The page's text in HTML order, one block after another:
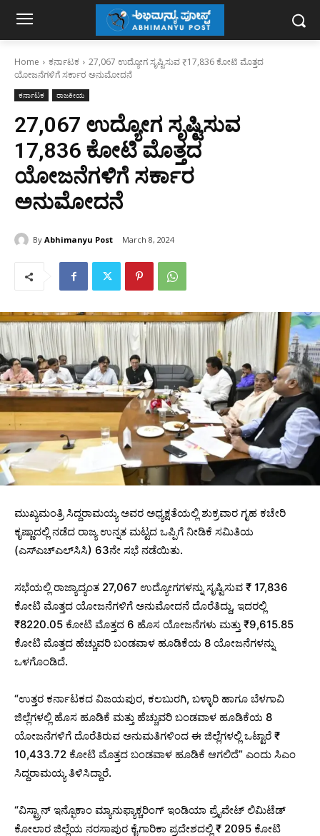
Home ಕರ್ನಾಟಕ
27,067 ಉದ್ಯೋಗ ಸೃಷ್ಟಿಸುವ ₹17,836 ಕೋಟಿ ಮೊತ್ತದ
ಯೋಜನೆಗಳಿಗೆ ಸರ್ಕಾರ ಅನುಮೋದನೆ
ಕರ್ನಾಟಕ ರಾಜಕೀಯ
27,067 ಉದ್ಯೋಗ ಸೃಷ್ಟಿಸುವ
₹17,836 ಕೋಟಿ ಮೊತ್ತದ
ಯೋಜನೆಗಳಿಗೆ ಸರ್ಕಾರ
ಅನುಮೋದನೆ
By Abhimanyu Post March 8, 2024
ಮುಖ್ಯಮಂತ್ರಿ ಸಿದ್ದರಾಮಯ್ಯ ಅವರ ಅಧ್ಯಕ್ಷತೆಯಲ್ಲಿ ಶುಕ್ರವಾರ ಗೃಹ ಕಚೇರಿ
ಕೃಷ್ಣಾದಲ್ಲಿ ನಡೆದ ರಾಜ್ಯ ಉನ್ನತ ಮಟ್ಟದ ಒಪ್ಪಿಗೆ ನೀಡಿಕೆ ಸಮಿತಿಯ
(ಎಸ್‌ಎಚ್‌ಎಲ್‌ಸಿಸಿ) 63ನೇ ಸಭೆ ನಡೆಯಿತು.
ಸಭೆಯಲ್ಲಿ ರಾಜ್ಯಾದ್ಯಂತ 27,067 ಉದ್ಯೋಗಗಳನ್ನು ಸೃಷ್ಟಿಸುವ ₹ 17,836
ಕೋಟಿ ಮೊತ್ತದ ಯೋಜನೆಗಳಿಗೆ ಅನುಮೋದನೆ ದೊರೆತಿದ್ದು, ಇದರಲ್ಲಿ
₹8220.05 ಕೋಟಿ ಮೊತ್ತದ 6 ಹೊಸ ಯೋಜನೆಗಳು ಮತ್ತು ₹9,615.85
ಕೋಟಿ ಮೊತ್ತದ ಹೆಚ್ಚುವರಿ ಬಂಡವಾಳ ಹೂಡಿಕೆಯ 8 ಯೋಜನೆಗಳನ್ನು
ಒಳಗೊಂಡಿದೆ.
“ಉತ್ತರ ಕರ್ನಾಟಕದ ವಿಜಯಪುರ, ಕಲಬುರಗಿ, ಬಳ್ಳಾರಿ ಹಾಗೂ ಬೆಳಗಾವಿ
ಜಿಲ್ಲೆಗಳಲ್ಲಿ ಹೊಸ ಹೂಡಿಕೆ ಮತ್ತು ಹೆಚ್ಚುವರಿ ಬಂಡವಾಳ ಹೂಡಿಕೆಯ 8
ಯೋಜನೆಗಳಿಗೆ ದೊರೆತಿರುವ ಅನುಮತಿಗಳಿಂದ ಈ ಜಿಲ್ಲೆಗಳಲ್ಲಿ ಒಟ್ಟಾರೆ ₹
10,433.72 ಕೋಟಿ ಮೊತ್ತದ ಬಂಡವಾಳ ಹೂಡಿಕೆ ಆಗಲಿದೆ” ಎಂದು ಸಿಎಂ
ಸಿದ್ದರಾಮಯ್ಯ ತಿಳಿಸಿದ್ದಾರೆ.
“ವಿಸ್ಟ್ರಾನ್ ಇನ್ಫೊಕಾಂ ಮ್ಯಾನುಫ್ಯಾಕ್ಚರಿಂಗ್ ಇಂಡಿಯಾ ಪ್ರೈವೇಟ್ ಲಿಮಿಟೆಡ್
ಕೋಲಾರ ಜಿಲ್ಲೆಯ ನರಸಾಪುರ ಕೈಗಾರಿಕಾ ಪ್ರದೇಶದಲ್ಲಿ ₹ 2095 ಕೋಟಿ